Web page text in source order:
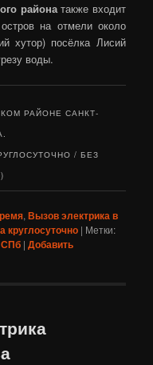
районатакже входит
на отмели около
хутор) посёлка Лисий
воды.
РАЙОНЕ САНКТ-
/ БЕЗ
,Вызов электрика в
круглосуточно | Метки:
СПб |Добавить